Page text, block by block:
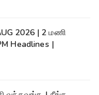
2026 | 2 மணி
Headlines |